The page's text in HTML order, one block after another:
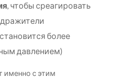
, чтобы среагировать
более
давлением)
именно с этим